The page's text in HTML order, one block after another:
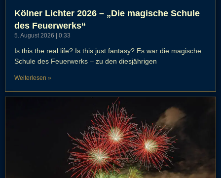
Kölner Lichter 2026 – „Die magische Schule
des Feuerwerks“
5. August 2026 0:33
Is this the real life? Is this just fantasy? Es war die magische
Schule des Feuerwerks – zu den diesjährigen
Weiterlesen »